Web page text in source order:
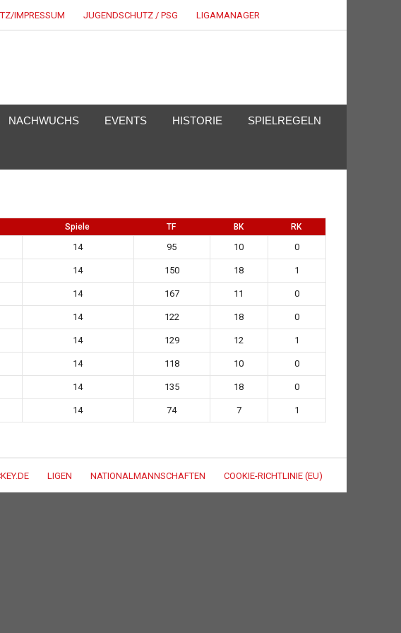
IMPRESSUM JUGENDSCHUTZ / PSG LIGAMANAGER
NACHWUCHS EVENTS HISTORIE SPIELREGELN
Spiele TF BK RK
14 95 10 0
14 150 18 1
14 167 11 0
14 122 18 0
14 129 12 1
14 118 10 0
14 135 18 0
14 74 7 1
LIGEN NATIONALMANNSCHAFTEN COOKIE-RICHTLINIE (EU)